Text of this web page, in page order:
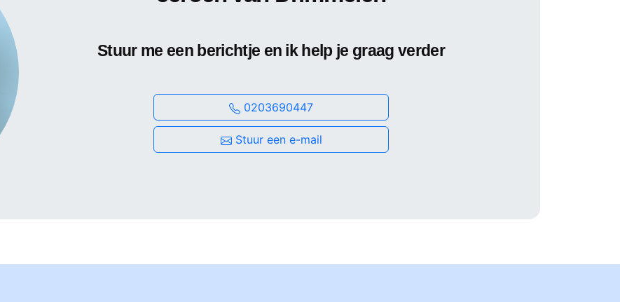
Stuur me een berichtje en ik help je graag verder
0203690447
Stuur een e-mail